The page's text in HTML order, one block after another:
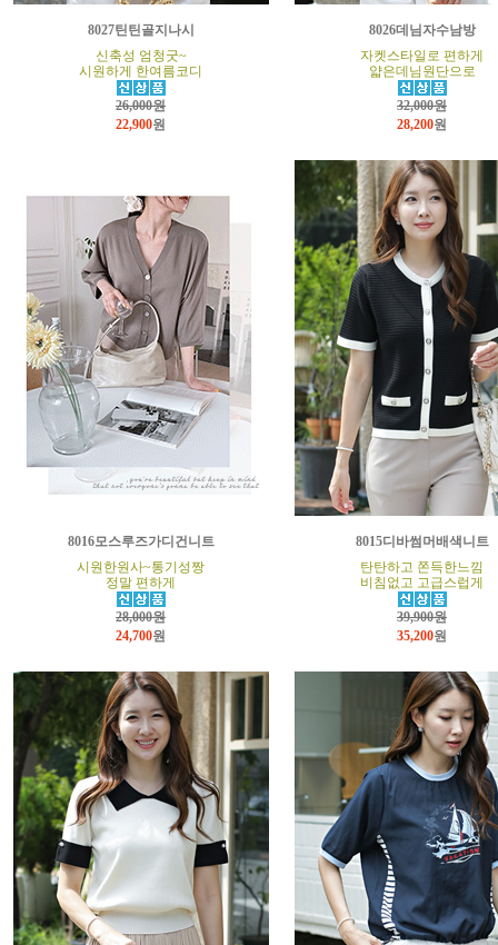
8027틴틴골지나시
신축성 엄청굿~
시원하게 한여름코디
26,000원
22,900원
8026데님자수남방
자켓스타일로 편하게
얇은데님원단으로
32,000원
28,200원
8016모스루즈가디건니트
시원한원사~통기성짱
정말 편하게
28,000원
24,700원
8015디바썸머배색니트
탄탄하고 쫀득한느낌
비침없고 고급스럽게
39,900원
35,200원